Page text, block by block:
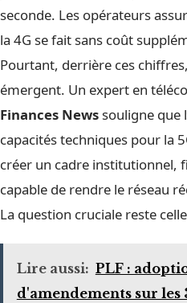
seconde. Les opérateurs
la 4G se fait sans coût
Pourtant, derrière ces
émergent. Un expert en
Finances News souligne que
capacités techniques pour la
créer un cadre institutionnel,
capable de rendre le réseau
La question cruciale reste
Lire aussi: PLF :
d'amendements sur les